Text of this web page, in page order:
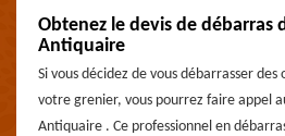
Obtenez le devis de débarras
Antiquaire
Si vous décidez de vous débarrasser
votre grenier, vous pourrez faire appel
Antiquaire . Ce professionnel en